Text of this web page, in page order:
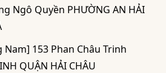
Ngô Quyền PHƯỜNG AN HẢI
Nam] 153 Phan Châu Trinh
QUẬN HẢI CHÂU